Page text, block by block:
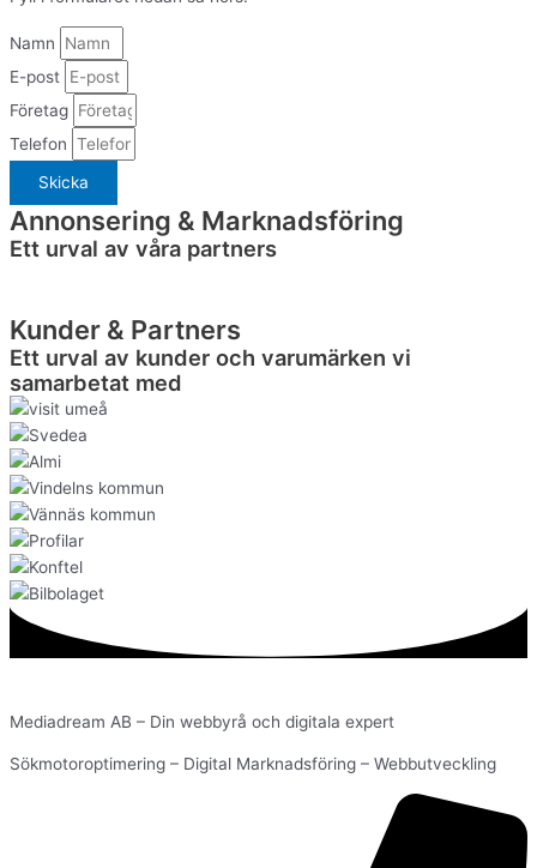
Namn
E-post
Företag
Telefon
Skicka
Annonsering & Marknadsföring
Ett urval av våra partners
Kunder & Partners
Ett urval av kunder och varumärken vi
samarbetat med
Mediadream AB – Din webbyrå och digitala expert
Sökmotoroptimering – Digital Marknadsföring – Webbutveckling